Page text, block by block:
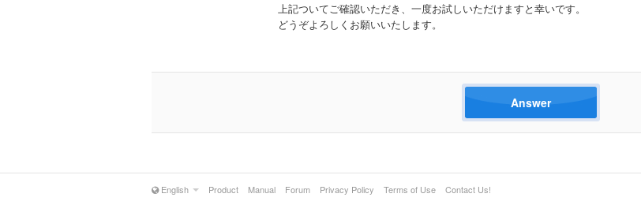
上記ついてご確認いただき、一度お試しいただけますと幸いです。
どうぞよろしくお願いいたします。
Answer
English Product Manual Forum Privacy Policy Terms of Use Contact Us!